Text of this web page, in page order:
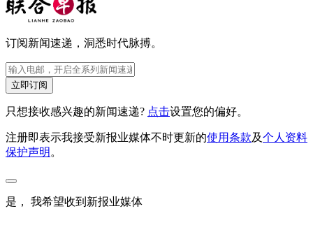
订阅新闻速递，洞悉时代脉搏。
立即订阅
只想接收感兴趣的新闻速递? 点击设置您的偏好。
注册即表示我接受新报业媒体不时更新的使用条款及个人资料
保护声明 。
是， 我希望收到新报业媒体